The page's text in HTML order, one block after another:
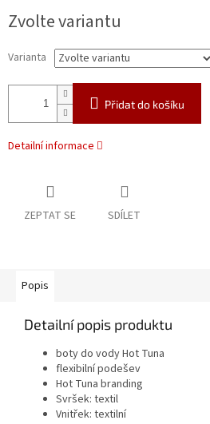
cena:
Zvolte variantu
Varianta
Přidat do košíku
Detailní informace
ZEPTAT SE SDÍLET
Popis
Detailní popis produktu
boty do vody Hot Tuna
flexibilní podešev
Hot Tuna branding
Svršek: textil
Vnitřek: textilní